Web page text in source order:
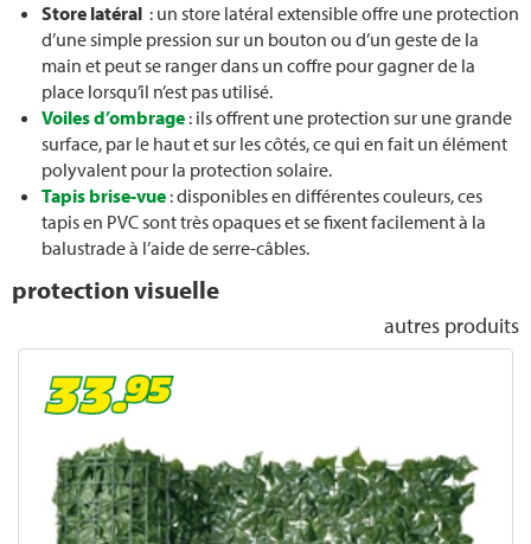
Store latéral : un store latéral extensible offre une protection
d’une simple pression sur un bouton ou d’un geste de la
main et peut se ranger dans un coffre pour gagner de la
place lorsqu’il n’est pas utilisé.
Voiles d’ombrage : ils offrent une protection sur une grande
surface, par le haut et sur les côtés, ce qui en fait un élément
polyvalent pour la protection solaire.
Tapis brise-vue : disponibles en différentes couleurs, ces
tapis en PVC sont très opaques et se fixent facilement à la
balustrade à l’aide de serre-câbles.
protection visuelle
autres produits
Lutter contre les limaces
Entretien des arbustes
Plantes
Brise-vue pour jardin
Planter des tomates
Lutter contre les thrips
Mauvaises herbes